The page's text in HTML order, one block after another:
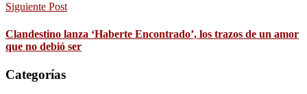
Siguiente Post
Clandestino lanza ‘Haberte Encontrado’, los trazos de un amor
que no debió ser
Categorías